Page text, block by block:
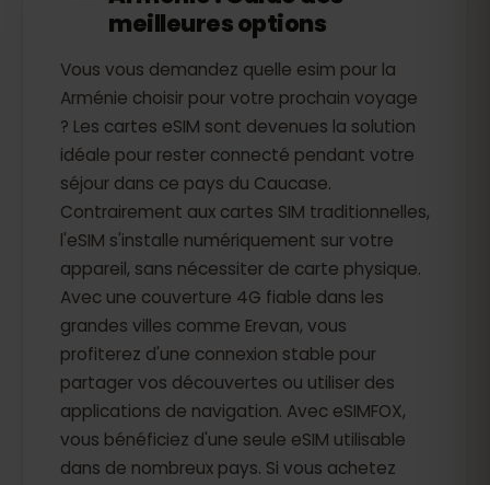
meilleures options
Vous vous demandez quelle esim pour la
Arménie choisir pour votre prochain voyage
? Les cartes eSIM sont devenues la solution
idéale pour rester connecté pendant votre
séjour dans ce pays du Caucase.
Contrairement aux cartes SIM traditionnelles,
l'eSIM s'installe numériquement sur votre
appareil, sans nécessiter de carte physique.
Avec une couverture 4G fiable dans les
grandes villes comme Erevan, vous
profiterez d'une connexion stable pour
partager vos découvertes ou utiliser des
applications de navigation. Avec eSIMFOX,
vous bénéficiez d'une seule eSIM utilisable
dans de nombreux pays. Si vous achetez